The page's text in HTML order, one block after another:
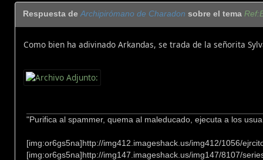
Respuesta deArchipirómano de Charadon sobre el tema
Como bien ha adivinado Arkandas, se trada de la señorita
"Purifica al spammer, quema al maleducado, ejecuta a los
[img:or6gs5na]http://img412.imageshack.us/img412/1056/
[img:or6gs5na]http://img147.imageshack.us/img147/8107/